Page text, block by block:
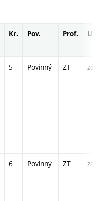
Kr. Pov. Prof. Uk.
5 Povinný ZT zá,zk
6 Povinný ZT zá,zk